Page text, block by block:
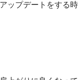
ップデートをする時